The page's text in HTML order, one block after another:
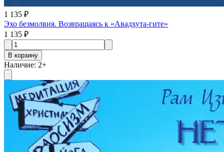
1 135 ₽
Эхо безмолвия. Возвращаясь к «Авадхута-гите»
1 135 ₽
В корзину
Наличие: 2+